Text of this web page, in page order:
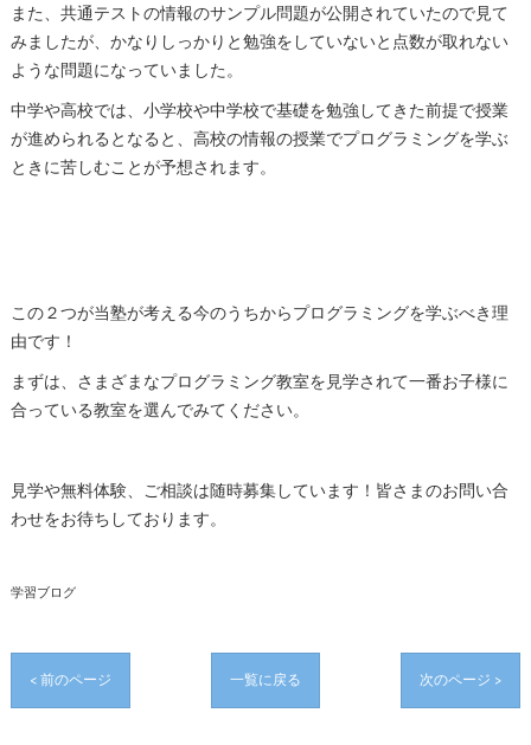
また、共通テストの情報のサンプル問題が公開されていたので見て
みましたが、かなりしっかりと勉強をしていないと点数が取れない
ような問題になっていました。
中学や高校では、小学校や中学校で基礎を勉強してきた前提で授業
が進められるとなると、高校の情報の授業でプログラミングを学ぶ
ときに苦しむことが予想されます。
この２つが当塾が考える今のうちからプログラミングを学ぶべき理
由です！
まずは、さまざまなプログラミング教室を見学されて一番お子様に
合っている教室を選んでみてください。
見学や無料体験、ご相談は随時募集しています！皆さまのお問い合
わせをお待ちしております。
学習ブログ
< 前のページ 一覧に戻る 次のページ >